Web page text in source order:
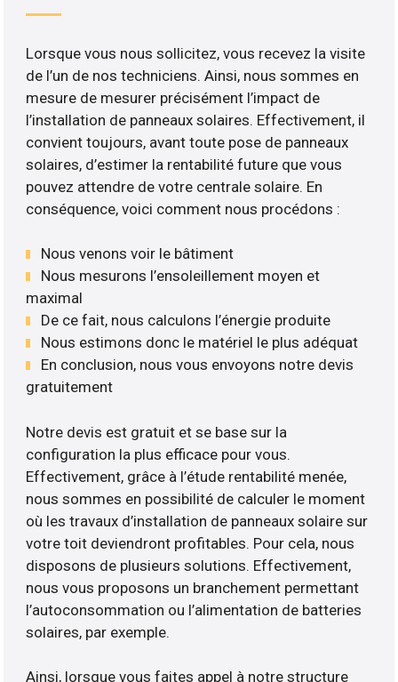
Lorsque vous nous sollicitez, vous recevez la visite
de l’un de nos techniciens. Ainsi, nous sommes en
mesure de mesurer précisément l’impact de
l’installation de panneaux solaires. Effectivement, il
convient toujours, avant toute pose de panneaux
solaires, d’estimer la rentabilité future que vous
pouvez attendre de votre centrale solaire. En
conséquence, voici comment nous procédons :
Nous venons voir le bâtiment
Nous mesurons l’ensoleillement moyen et
maximal
De ce fait, nous calculons l’énergie produite
Nous estimons donc le matériel le plus adéquat
En conclusion, nous vous envoyons notre devis
gratuitement
Notre devis est gratuit et se base sur la
configuration la plus efficace pour vous.
Effectivement, grâce à l’étude rentabilité menée,
nous sommes en possibilité de calculer le moment
où les travaux d’installation de panneaux solaire sur
votre toit deviendront profitables. Pour cela, nous
disposons de plusieurs solutions. Effectivement,
nous vous proposons un branchement permettant
l’autoconsommation ou l’alimentation de batteries
solaires, par exemple.
Ainsi, lorsque vous faites appel à notre structure